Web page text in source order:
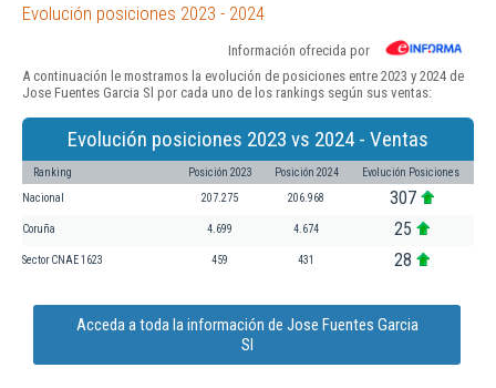
Evolución posiciones 2023 - 2024
Información ofrecida por
A continuación le mostramos la evolución de posiciones entre 2023 y 2024 de
Jose Fuentes Garcia Sl por cada uno de los rankings según sus ventas:
Evolución posiciones 2023 vs 2024 - Ventas
Ranking Posición 2023 Posición 2024 Evolución Posiciones
Nacional 207.275 206.968 307
Coruña 4.699 4.674 25
Sector CNAE 1623 459 431 28
Acceda a toda la información de Jose Fuentes Garcia
Sl